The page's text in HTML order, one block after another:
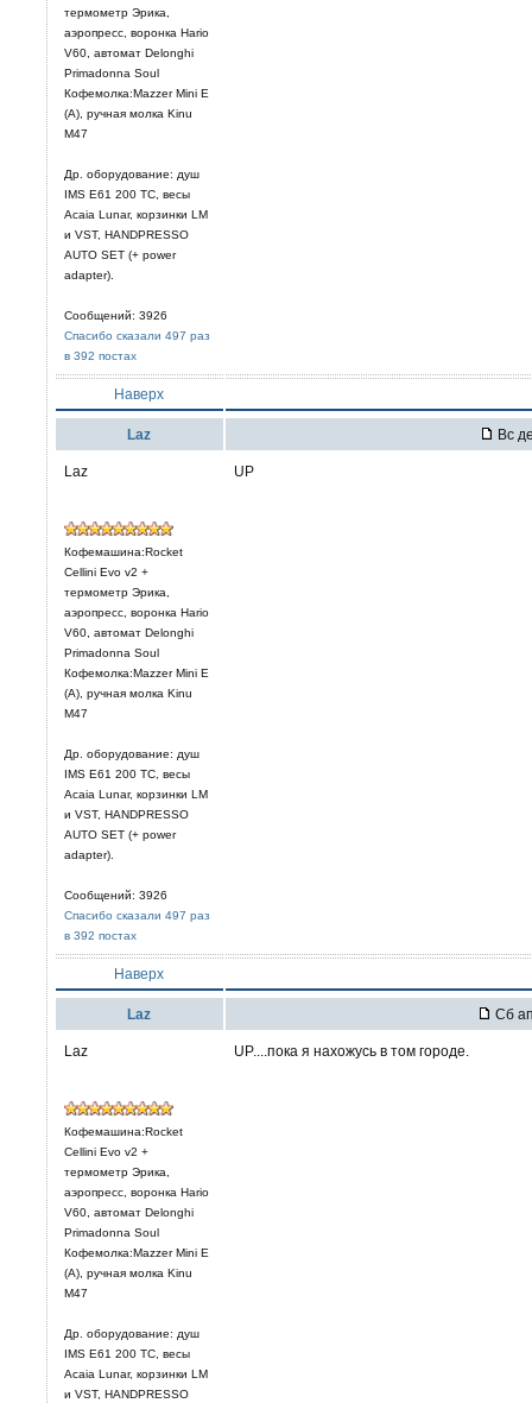
термометр Эрика,
аэропресс, воронка Hario
V60, автомат Delonghi
Primadonna Soul
Кофемолка:Mazzer Mini E
(A), ручная молка Kinu
M47
Др. оборудование: душ
IMS E61 200 TC, весы
Acaia Lunar, корзинки LM
и VST, HANDPRESSO
AUTO SET (+ power
adapter).
Сообщений: 3926
Спасибо сказали 497 раз
в 392 постах
Наверх
Laz Вс
Laz
Кофемашина:Rocket
Cellini Evo v2 +
термометр Эрика,
аэропресс, воронка Hario
V60, автомат Delonghi
Primadonna Soul
Кофемолка:Mazzer Mini E
(A), ручная молка Kinu
M47
Др. оборудование: душ
IMS E61 200 TC, весы
Acaia Lunar, корзинки LM
и VST, HANDPRESSO
AUTO SET (+ power
adapter).
Сообщений: 3926
Спасибо сказали 497 раз
в 392 постах
UP
Наверх
Laz Сб
Laz
Кофемашина:Rocket
Cellini Evo v2 +
термометр Эрика,
аэропресс, воронка Hario
V60, автомат Delonghi
Primadonna Soul
Кофемолка:Mazzer Mini E
(A), ручная молка Kinu
M47
Др. оборудование: душ
IMS E61 200 TC, весы
Acaia Lunar, корзинки LM
и VST, HANDPRESSO
UP....пока я нахожусь в том городе.